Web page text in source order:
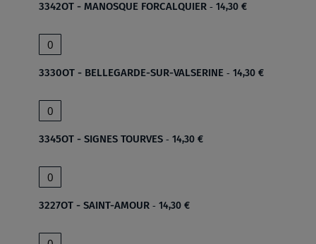
3342OT - MANOSQUE FORCALQUIER 14,30 €
3330OT - BELLEGARDE-SUR-VALSERINE 14,30 €
3345OT - SIGNES TOURVES 14,30 €
3227OT - SAINT-AMOUR 14,30 €